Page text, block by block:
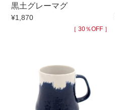
黒土グレーマグ
¥1,870
［ 30％OFF ］